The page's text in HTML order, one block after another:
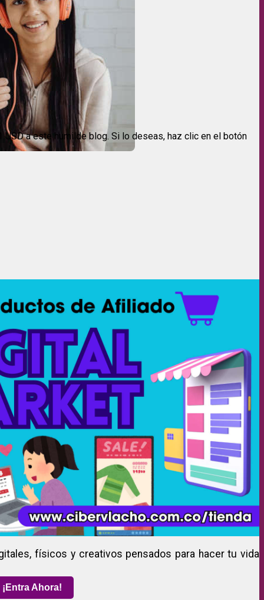
USD a este humilde blog. Si lo deseas, haz clic en el botón
físicos y creativos pensados para hacer tu vida
¡Entra Ahora!